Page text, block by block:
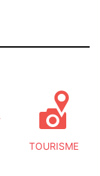
TOURISME